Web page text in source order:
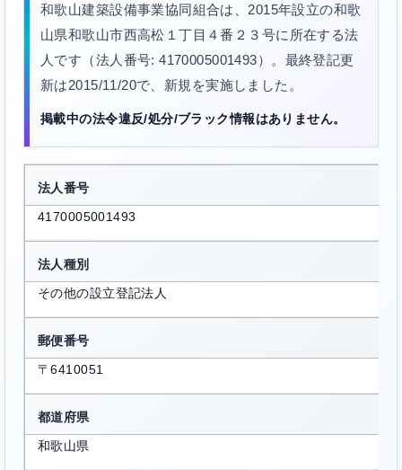
和歌山建築設備事業協同組合は、2015年設立の和歌
山県和歌山市西高松１丁目４番２３号に所在する法
人です（法人番号: 4170005001493）。最終登記更
新は2015/11/20で、新規を実施しました。
掲載中の法令違反/処分/ブラック情報はありません。
法人番号
4170005001493
法人種別
その他の設立登記法人
郵便番号
〒6410051
都道府県
和歌山県